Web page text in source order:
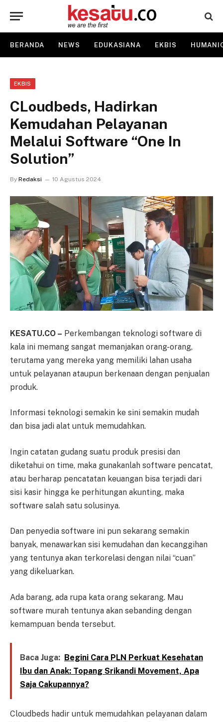
BERANDA NEWS EDUKASIANA EKBIS
EKBIS
CLoudbeds, Hadirkan
Kemudahan Pelayanan
Melalui Software “One In
Solution”
By Redaksi 10 Agustus 2024
KESATU.CO – Perkembangan teknologi software di
kala ini memang sangat memanjakan orang-orang,
terutama yang mereka yang memiliki lahan usaha
untuk pelayanan ataupun berkenaan dengan penjualan
produk.
Informasi teknologi semakin ke sini semakin mudah
dan bisa jadi alat untuk memudahkan.
Ingin catatan gudang suatu produk presisi dan
diketahui on time, maka gunakanlah software pencatat,
atau berharap pencatatan keuangan bisa terjadi dari
sisi kasir hingga ke perhitungan akunting, maka
software salah satu solusinya.
Dan penyedia software ini pun sekarang semakin
banyak, menawarkan sisi kemudahan dan kecanggihan
yang tentunya akan terkorelasi dengan nilai “cuan”
yang dikeluarkan.
Ada barang, ada rupa kata orang sekarang. Mau
software murah tentunya akan sebanding dengan
kemampuan benda tersebut.
Baca Juga: Begini Cara PLN Perkuat Kesehatan
Ibu dan Anak: Topang Srikandi Movement, Apa
Saja Cakupannya?
Cloudbeds hadir untuk memudahkan pelayanan dalam